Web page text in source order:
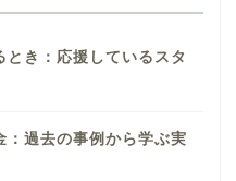
き：応援しているスタ
：過去の事例から学ぶ実